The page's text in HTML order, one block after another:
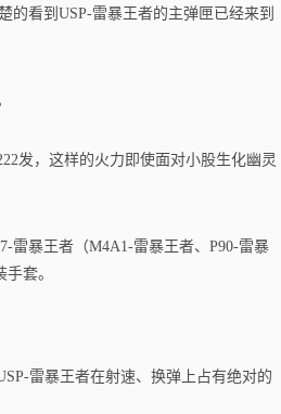
看到USP-雷暴王者的主弹匣已经来到
发，这样的火力即使面对小股生化幽灵
雷暴王者（M4A1-雷暴王者、P90-雷暴
手套。
雷暴王者在射速、换弹上占有绝对的